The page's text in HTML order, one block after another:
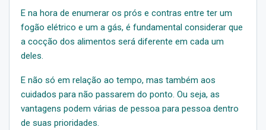
E na hora de enumerar os prós e contras entre ter um
fogão elétrico e um a gás, é fundamental considerar que
a cocção dos alimentos será diferente em cada um
deles.
E não só em relação ao tempo, mas também aos
cuidados para não passarem do ponto. Ou seja, as
vantagens podem várias de pessoa para pessoa dentro
de suas prioridades.